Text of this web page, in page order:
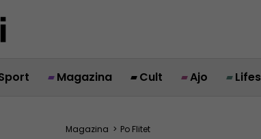
Magazina Cult Ajo
Magazina > Po Flitet